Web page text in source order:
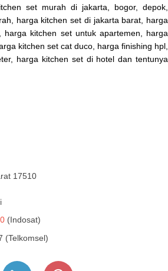
set murah di jakarta, bogor, depok,
harga kitchen set di jakarta barat, harga
kitchen set untuk apartemen, harga
kitchen set cat duco, harga finishing hpl,
harga kitchen set di hotel dan tentunya
17510
(Indosat)
(Telkomsel)